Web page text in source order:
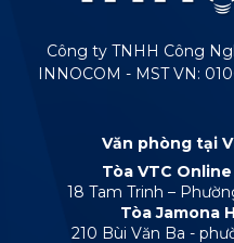
Công ty TNHH Công
INNOCOM - MST VN:
Văn phòng tại
Tòa VTC Online
18 Tam Trinh –
Tòa Jamona
210 Bùi Văn Ba -